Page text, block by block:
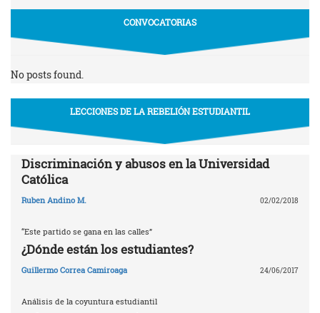
CONVOCATORIAS
No posts found.
LECCIONES DE LA REBELIÓN ESTUDIANTIL
Discriminación y abusos en la Universidad
Católica
Ruben Andino M. 02/02/2018
“Este partido se gana en las calles”
¿Dónde están los estudiantes?
Guillermo Correa Camiroaga 24/06/2017
Análisis de la coyuntura estudiantil